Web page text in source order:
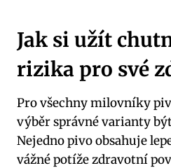
Jak si užít
rizika pro své
Pro všechny milovníky
výběr správné varianty
Nejedno pivo obsahuje
vážné potíže zdravotní